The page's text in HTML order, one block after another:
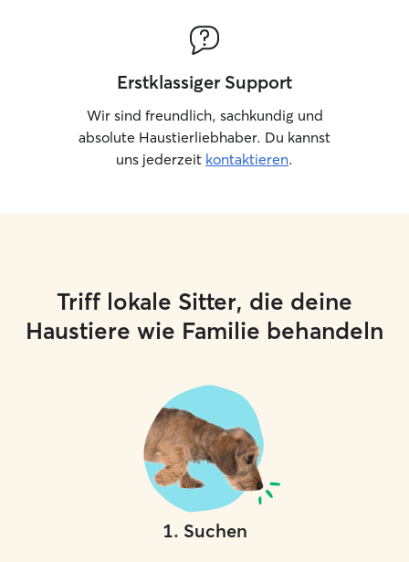
Erstklassiger Support
Wir sind freundlich, sachkundig und
absolute Haustierliebhaber. Du kannst
uns jederzeit kontaktieren.
Triff lokale Sitter, die deine
Haustiere wie Familie behandeln
1. Suchen